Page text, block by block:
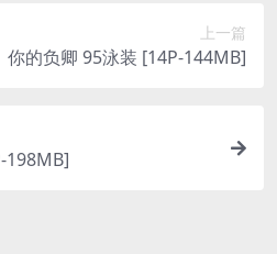
上一篇
你的负卿 95泳装 [14P-144MB]
198MB]